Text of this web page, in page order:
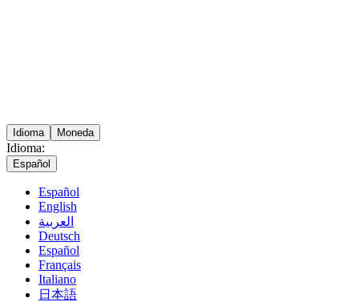
Idioma Moneda
Idioma:
Español
Español
English
العربية
Deutsch
Español
Français
Italiano
日本語